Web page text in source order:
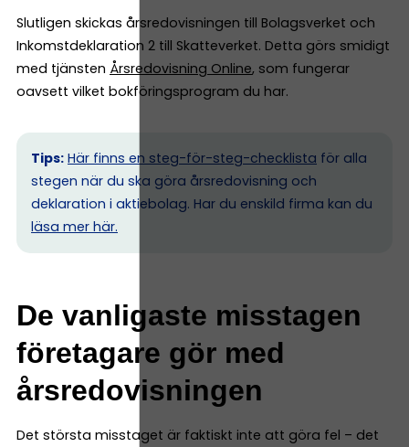
Slutligen skickas årsredovisningen till Bolagsverket och
Inkomstdeklaration 2 till Skatteverket. Detta görs smidigt
med tjänsten Årsredovisning Online, som fungerar
oavsett vilket bokföringsprogram du har.
Tips: Här finns en steg-för-steg-checklista för alla
stegen när du ska göra årsredovisning och
deklaration i aktiebolag. Har du enskild firma kan du
läsa mer här.
De vanligaste misstagen
företagare gör med
årsredovisningen
Det största misstaget är faktiskt inte att göra fel – det